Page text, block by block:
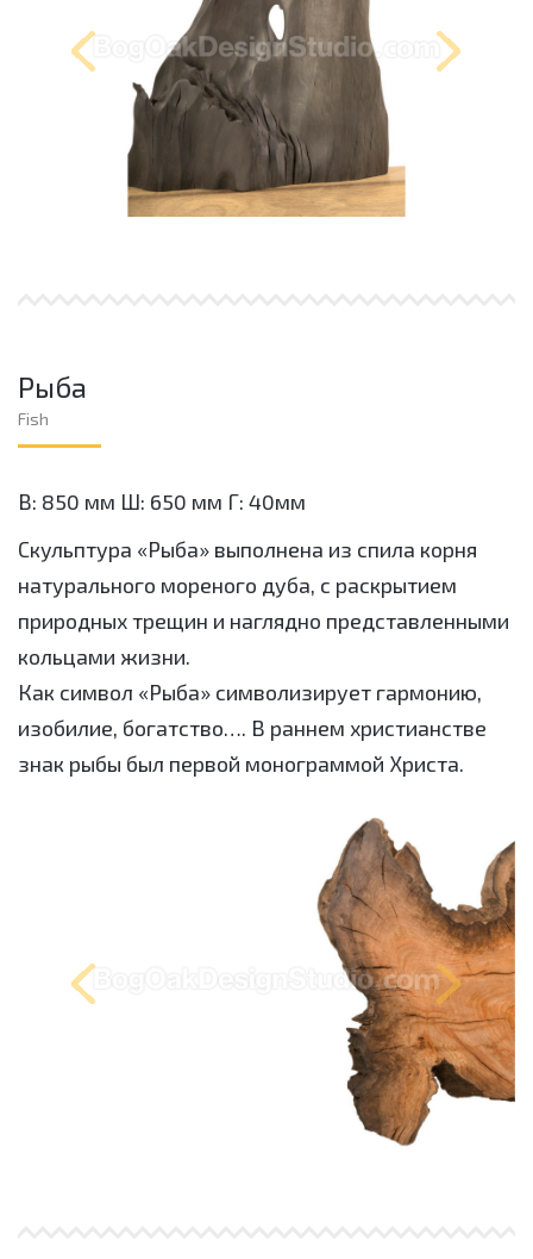
Рыба
Fish
В: 850 мм Ш: 650 мм Г: 40мм
Скульптура «Рыба» выполнена из спила корня
натурального мореного дуба, с раскрытием
природных трещин и наглядно представленными
кольцами жизни.
Как символ «Рыба» символизирует гармонию,
изобилие, богатство…. В раннем христианстве
знак рыбы был первой монограммой Христа.